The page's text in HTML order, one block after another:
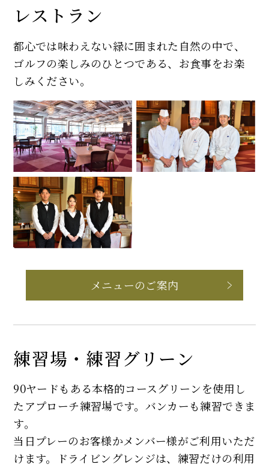
レストラン
都心では味わえない緑に囲まれた自然の中で、
ゴルフの楽しみのひとつである、お食事をお楽
しみください。
メニューのご案内
練習場・練習グリーン
90ヤードもある本格的コースグリーンを使用し
たアプローチ練習場です。バンカーも練習できま
す。
当日プレーのお客様かメンバー様がご利用いただ
けます。ドライビングレンジは、練習だけの利用